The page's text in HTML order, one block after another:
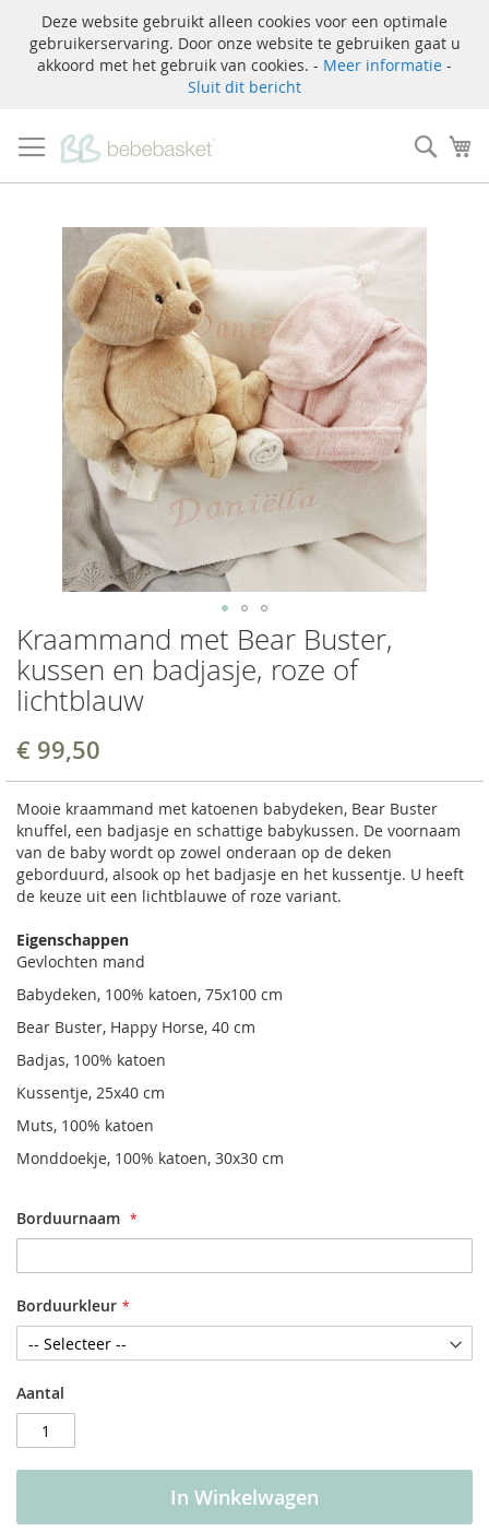
Deze website gebruikt alleen cookies voor een optimale
gebruikerservaring. Door onze website te gebruiken gaat u
akkoord met het gebruik van cookies. - Meer informatie -
Sluit dit bericht
naar
de
inhoud
Zoek
Kraammand met Bear Buster,
kussen en badjasje, roze of
lichtblauw
€ 99,50
Mooie kraammand met katoenen babydeken, Bear Buster
knuffel, een badjasje en schattige babykussen. De voornaam
van de baby wordt op zowel onderaan op de deken
geborduurd, alsook op het badjasje en het kussentje. U heeft
de keuze uit een lichtblauwe of roze variant.
Eigenschappen
Gevlochten mand
Babydeken, 100% katoen, 75x100 cm
Bear Buster, Happy Horse, 40 cm
Badjas, 100% katoen
Kussentje, 25x40 cm
Muts, 100% katoen
Monddoekje, 100% katoen, 30x30 cm
Borduurnaam
Borduurkleur
Aantal
In Winkelwagen